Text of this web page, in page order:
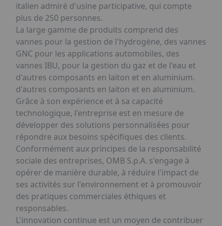
italien admiré d'usine participative, qui compte
plus de 250 personnes.
La large gamme de produits comprend des
vannes pour la gestion de l'hydrogène, des vannes
GNC pour les applications automobiles, des
vannes IBU, pour la gestion du gaz et de l'eau et
d'autres composants en laiton et en aluminium.
d'autres composants en laiton et en aluminium.
Grâce à son expérience et à sa capacité
technologique, l'entreprise est en mesure de
développer des solutions personnalisées pour
répondre aux besoins spécifiques des clients.
Conformément aux principes de la responsabilité
sociale des entreprises, OMB S.p.A. s'engage à
opérer de manière durable, à réduire l'impact de
ses activités sur l'environnement et à promouvoir
des pratiques commerciales éthiques et
responsables.
L'innovation continue est un moyen de contribuer